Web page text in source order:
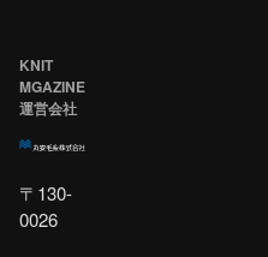
KNIT
MGAZINE
運営会社
〒130-
0026